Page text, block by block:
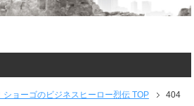
ョーゴのビジネスヒーロー烈伝 TOP 404